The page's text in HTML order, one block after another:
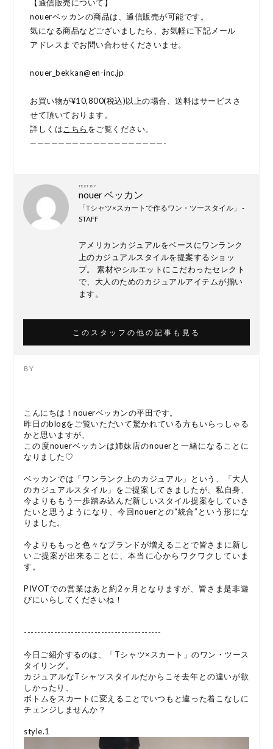
【通信販売について】
nouerベッカンの商品は、通信販売が可能です。
気になる商品などございましたら、お気軽に下記メール
アドレスまでお問い合わせくださいませ。
nouer_bekkan@en-inc.jp
お買い物が¥10,800(税込)以上の場合、送料はサービスさ
せて頂いております。
詳しくはこちら をご覧ください。
———————————————————-
TEXT BY
nouer ベッカン
「Tシャツ×スカートで作るワン・ツースタイル」 -
STAFF
アメリカンカジュアルをベースにワンランク
上のカジュアルスタイルを提案するショッ
プ。 素材やシルエットにこだわったセレクト
で、大人のためのカジュアルアイテムが揃い
ます。
このスタッフの他の記事も見る
こんにちは！nouerベッカンの平田です。
昨日のblogをご覧いただいて驚かれている方もいらっしゃる
かと思いますが、
この度nouerベッカンは姉妹店のnouerと一緒になることに
なりました♡
ベッカンでは「ワンランク上のカジュアル」という、「大人
のカジュアルスタイル」をご提案してきましたが、私自身、
今よりももう一歩踏み込んだ新しいスタイル提案をしていき
たいと思うようになり、今回nouerとの“統合”という形にな
りました。
今よりももっと色々なブランドが増えることで皆さまに新し
いご提案が出来ることに、本当に心からワクワクしていま
す。
PIVOTでの営業はあと約2ヶ月となりますが、皆さま是非遊
びにいらしてくださいね！
-----------------------------------------
今日ご紹介するのは、「Tシャツ×スカート」のワン・ツース
タイリング。
カジュアルなTシャツスタイルだからこそ去年との違いが欲
しかったり、
ボトムをスカートに変えることでいつもと違った着こなしに
チェンジしませんか？
style.1